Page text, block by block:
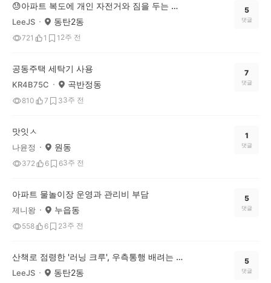
😓아파트 복도에 개인 자전거와 짐을 두는 것, 이웃을 향한 민폐일까요?
LeeJS 동탄2동
721 1 1 2주 전
5
댓글
공동주택 세탁기 사용
KR4B75C 곡반정동
810 7 33주 전
7
댓글
맛잇ㅅ
나윤정 원동
372 6 63주 전
1
댓글
아파트 물놀이장 운영과 관리비 부담
제니왕 누읍동
558 6 23주 전
5
댓글
산책로 점령한 '러닝 크루', 우측통행 배려는 선택이 아닌 필수 아닐까요?
LeeJS 동탄2동
5
댓글